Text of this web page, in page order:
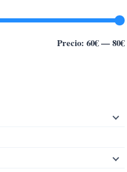
Precio: 60€—80€